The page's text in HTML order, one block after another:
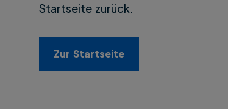
Startseite zurück.
Zur Startseite